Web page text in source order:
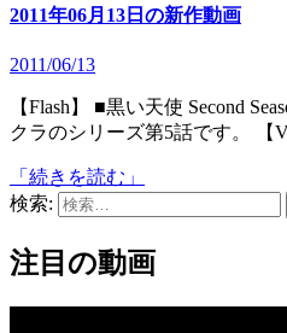
2011年06月13日の新作動画
2011/06/13
【Flash】 ■黒い天使 Second Season 第５話 『地の果て・・・』 死を待つだけの少年デービットに究極の選択を迫るサ
クラのシリーズ第5話です。
「続きを読む」
検索:
注目の動画